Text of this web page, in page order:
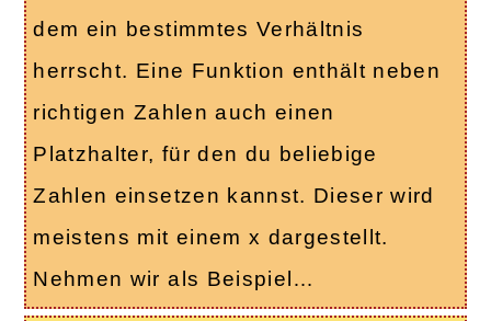
dem ein bestimmtes Verhältnis
herrscht. Eine Funktion enthält neben
richtigen Zahlen auch einen
Platzhalter, für den du beliebige
Zahlen einsetzen kannst. Dieser wird
meistens mit einem x dargestellt.
Nehmen wir als Beispiel…